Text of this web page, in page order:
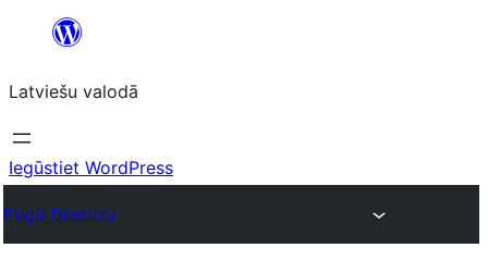
Pāriet
saturu
Latviešu valodā
Iegūstiet WordPress
Plugin Directory